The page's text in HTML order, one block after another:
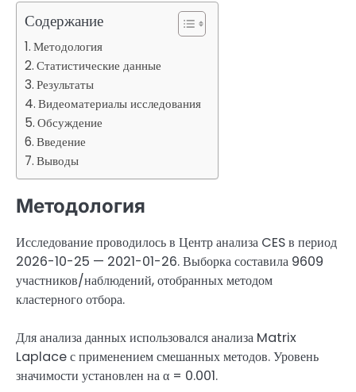
Содержание
Методология
Статистические данные
Результаты
Видеоматериалы исследования
Обсуждение
Введение
Выводы
Методология
Исследование проводилось в Центр анализа CES в период
2026-10-25 — 2021-01-26. Выборка составила 9609
участников/наблюдений, отобранных методом
кластерного отбора.
Для анализа данных использовался анализа Matrix
Laplace с применением смешанных методов. Уровень
значимости установлен на α = 0.001.